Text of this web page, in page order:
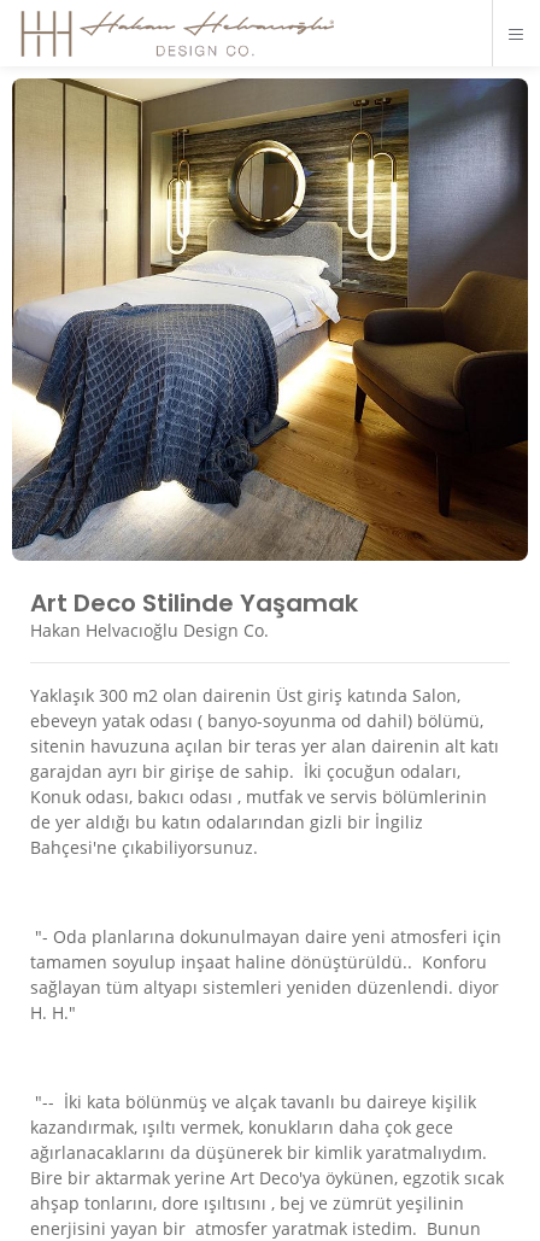
Art Deco Stilinde Yaşamak
Hakan Helvacıoğlu Design Co.
Yaklaşık 300 m2 olan dairenin Üst giriş katında Salon,
ebeveyn yatak odası ( banyo-soyunma od dahil) bölümü,
sitenin havuzuna açılan bir teras yer alan dairenin alt katı
garajdan ayrı bir girişe de sahip. İki çocuğun odaları,
Konuk odası, bakıcı odası , mutfak ve servis bölümlerinin
de yer aldığı bu katın odalarından gizli bir İngiliz
Bahçesi'ne çıkabiliyorsunuz.
"- Oda planlarına dokunulmayan daire yeni atmosferi için
tamamen soyulup inşaat haline dönüştürüldü.. Konforu
sağlayan tüm altyapı sistemleri yeniden düzenlendi. diyor
H. H."
"-- İki kata bölünmüş ve alçak tavanlı bu daireye kişilik
kazandırmak, ışıltı vermek, konukların daha çok gece
ağırlanacaklarını da düşünerek bir kimlik yaratmalıydım.
Bire bir aktarmak yerine Art Deco'ya öykünen, egzotik sıcak
ahşap tonlarını, dore ışıltısını , bej ve zümrüt yeşilinin
enerjisini yayan bir atmosfer yaratmak istedim. Bunun